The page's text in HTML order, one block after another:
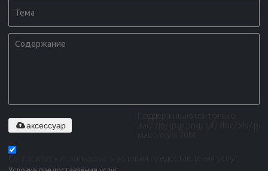
аксессуар